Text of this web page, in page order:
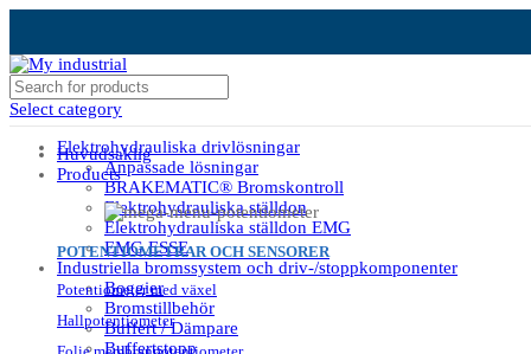
Select category
Elektrohydrauliska drivlösningar
Anpassade lösningar
BRAKEMATIC® Bromskontroll
Elektrohydrauliska ställdon
Elektrohydrauliska ställdon EMG
EMG ESSE
Industriella bromssystem och driv-/stoppkomponenter
Boggier
Bromstillbehör
Buffert / Dämpare
Buffertstopp
Huvudsaklig
Products
POTENTIOMETRAR OCH SENSORER
Potentiometer med växel
Hallpotentiometer